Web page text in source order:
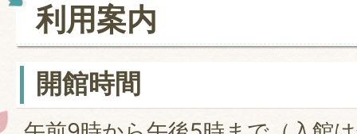
利用案内
開館時間